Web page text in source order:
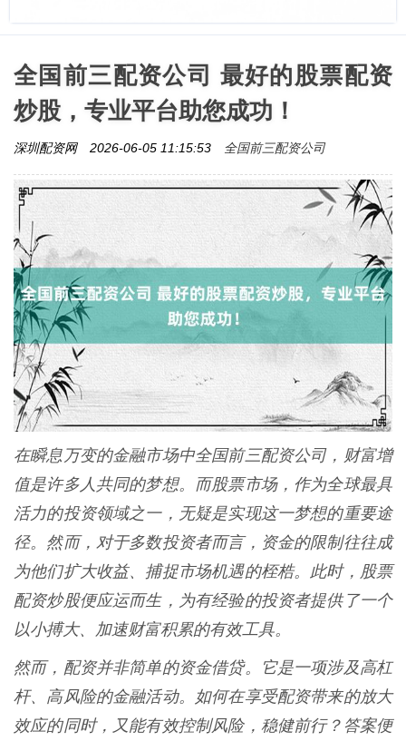
全国前三配资公司 最好的股票配资
炒股，专业平台助您成功！
深圳配资网 2026-06-05 11:15:53 全国前三配资公司
在瞬息万变的金融市场中全国前三配资公司，财富增
值是许多人共同的梦想。而股票市场，作为全球最具
活力的投资领域之一，无疑是实现这一梦想的重要途
径。然而，对于多数投资者而言，资金的限制往往成
为他们扩大收益、捕捉市场机遇的桎梏。此时，股票
配资炒股便应运而生，为有经验的投资者提供了一个
以小搏大、加速财富积累的有效工具。
然而，配资并非简单的资金借贷。它是一项涉及高杠
杆、高风险的金融活动。如何在享受配资带来的放大
效应的同时，又能有效控制风险，稳健前行？答案便